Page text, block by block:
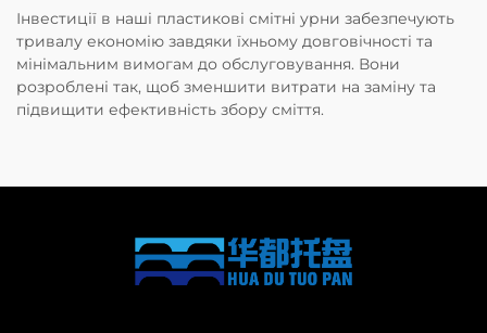
Інвестиції в наші пластикові смітні урни забезпечують
тривалу економію завдяки їхньому довговічності та
мінімальним вимогам до обслуговування. Вони
розроблені так, щоб зменшити витрати на заміну та
підвищити ефективність збору сміття.